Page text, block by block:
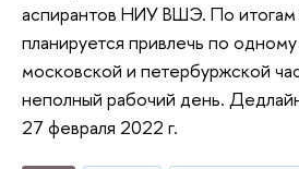
аспирантов НИУ ВШЭ. По итогам
планируется привлечь по
московской и петербуржской
неполный рабочий день.
27 февраля 2022 г.